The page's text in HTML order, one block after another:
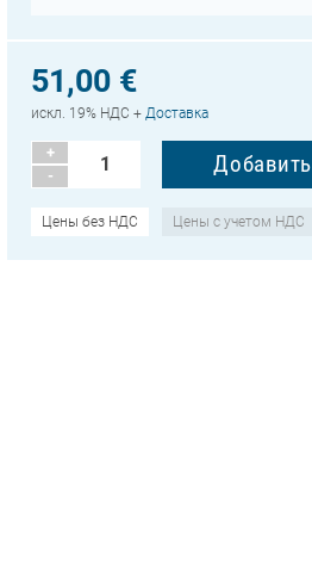
51,00 €
искл. 19% НДС +Доставка
+
-
Цены без НДС Цены с учетом НДС